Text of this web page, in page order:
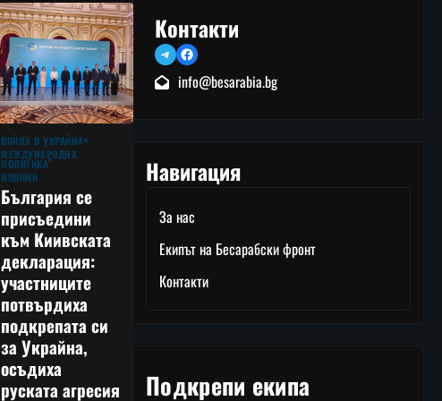
ВОЙНА В УКРАЙНА
МЕЖДУНАРОДНА
ПОЛИТИКА
НОВИНИ
България се
присъедини
към Киивската
декларация:
участниците
потвърдиха
подкрепата си
за Украйна,
осъдиха
руската агресия
Контакти
TelegramFacebook
info@besarabia.bg
Навигация
За нас
Екипът на Бесарабски фронт
Контакти
Подкрепи екипа